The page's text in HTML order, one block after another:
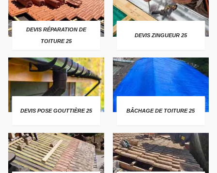
DEVIS RÉPARATION DE
TOITURE 25
DEVIS ZINGUEUR 25
DEVIS POSE GOUTTIÈRE 25 BÂCHAGE DE TOITURE 25